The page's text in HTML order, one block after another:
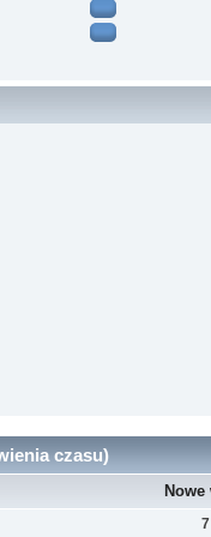
czasu)
Nowe
7